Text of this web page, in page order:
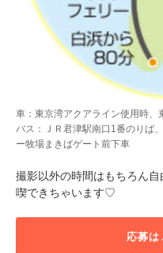
車：東京湾アクアライン使用時
バス：ＪＲ君津駅南口1番のりば
ー牧場まきばゲート前下車
撮影以外の時間はもちろん
喫できちゃいます♡
応募は